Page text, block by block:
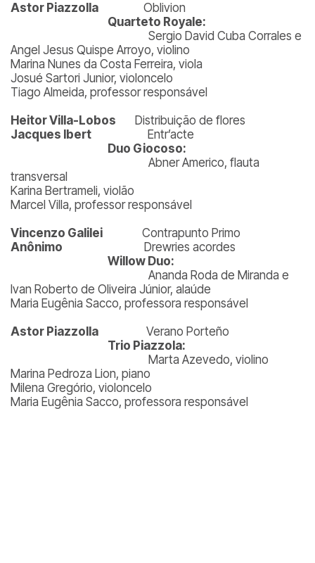
Astor Piazzolla Oblivion
Quarteto Royale:
Sergio David Cuba Corrales e
Angel Jesus Quispe Arroyo, violino
Marina Nunes da Costa Ferreira, viola
Josué Sartori Junior, violoncelo
Tiago Almeida, professor responsável
Heitor Villa-Lobos Distribuição de flores
Jacques Ibert Entr’acte
Duo Giocoso:
Abner Americo, flauta
transversal
Karina Bertrameli, violão
Marcel Villa, professor responsável
Vincenzo Galilei Contrapunto Primo
Anônimo Drewries acordes
Willow Duo:
Ananda Roda de Miranda e
Ivan Roberto de Oliveira Júnior, alaúde
Maria Eugênia Sacco, professora responsável
Astor Piazzolla Verano Porteño
Trio Piazzola:
Marta Azevedo, violino
Marina Pedroza Lion, piano
Milena Gregório, violoncelo
Maria Eugênia Sacco, professora responsável